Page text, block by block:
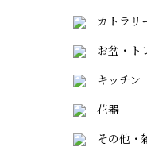
カトラリ
お盆・ト
キッチン
花器
その他・